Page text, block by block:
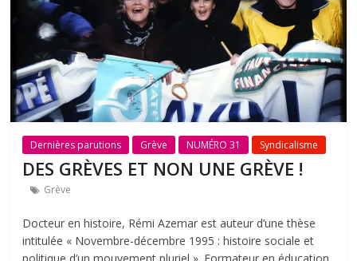
Dernières parutions Grève NUMÉRO 31 Syndicalisme
DES GRÈVES ET NON UNE GRÈVE !
Grève
Docteur en histoire, Rémi Azemar est auteur d’une thèse
intitulée « Νοvembre-décembre 1995 : histoire sociale et